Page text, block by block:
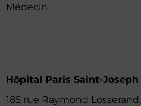
Médecin
Hôpital Paris Saint-Joseph
185 rue Raymond Losserand,